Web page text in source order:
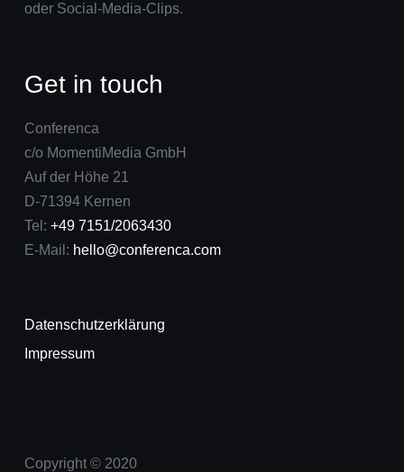
oder Social-Media-Clips.
Get in touch
Conferenca
c/o MomentiMedia GmbH
Auf der Höhe 21
D-71394 Kernen
Tel: +49 7151/2063430
E-Mail: hello@conferenca.com
Datenschutzerklärung
Impressum
Copyright © 2020